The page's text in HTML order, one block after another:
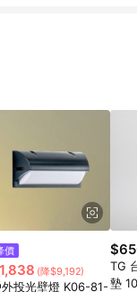
] -內接硬
之商品：商
/紅利折抵/折
饋資格： 如
消費使用者，
價
(降$9,192)
外投光壁燈 K06-81-
TG
墊